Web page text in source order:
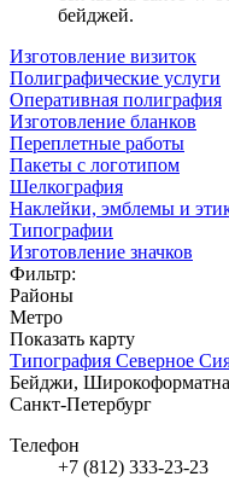
бейджей.
Изготовление визиток
Полиграфические услуги
Оперативная полиграфия
Изготовление бланков
Переплетные работы
Пакеты с логотипом
Шелкография
Наклейки, эмблемы и
Типографии
Изготовление значков
Фильтр:
Районы
Метро
Показать карту
Типография Северное
Бейджи,
Санкт-Петербург
Телефон
+7 (812) 333-23-23